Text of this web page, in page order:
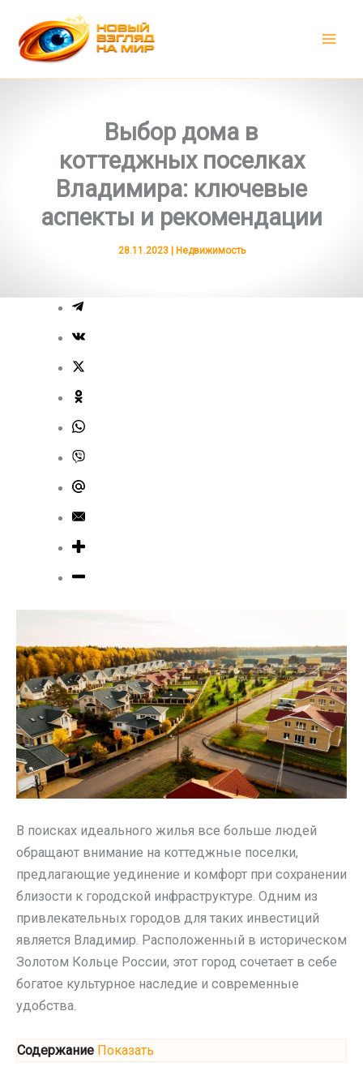
содержимому
Выбор дома в
коттеджных поселках
Владимира: ключевые
аспекты и рекомендации
28.11.2023 | Недвижимость
В поисках идеального жилья все больше людей
обращают внимание на коттеджные поселки,
предлагающие уединение и комфорт при сохранении
близости к городской инфраструктуре. Одним из
привлекательных городов для таких инвестиций
является Владимир. Расположенный в историческом
Золотом Кольце России, этот город сочетает в себе
богатое культурное наследие и современные
удобства.
Содержание Показать